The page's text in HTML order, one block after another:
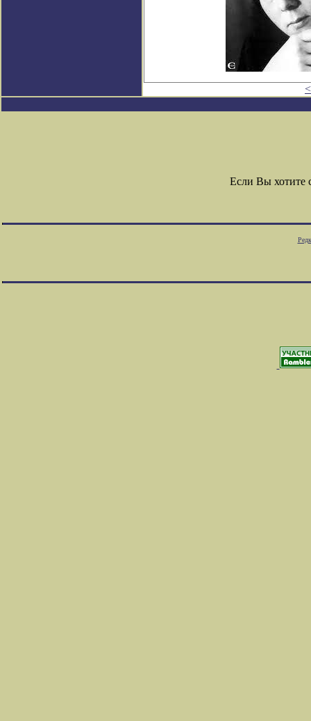
Если Вы хотите